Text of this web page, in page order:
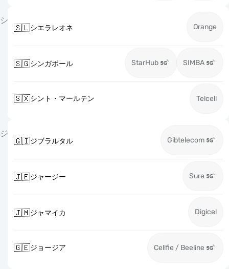
シ
🇸🇱シエラレオネ Orange
🇸🇬シンガポール StarHub SIMBA
🇸🇽シント・マールテン Telcell
ジ
🇬🇮ジブラルタル Gibtelecom
🇯🇪ジャージー Sure
🇯🇲ジャマイカ Digicel
🇬🇪ジョージア Cellfie / Beeline